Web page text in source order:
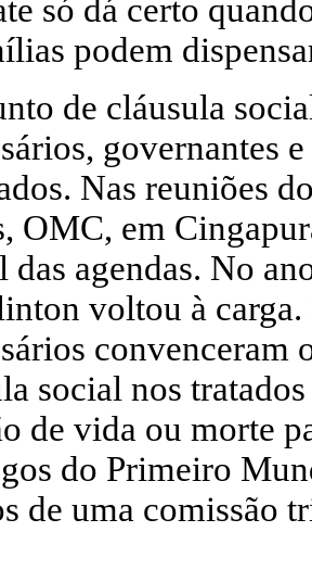
só dá certo
podem
de cláusula
governantes
Nas reuniões
OMC, em
das agendas. No
voltou à carga.
convenceram
social nos
de vida ou morte
do Primeiro
de uma comissão